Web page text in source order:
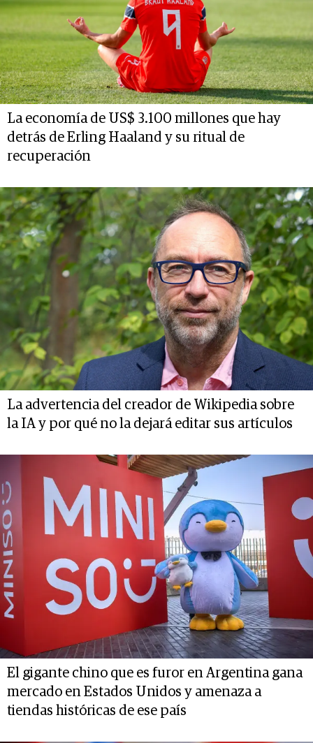
La economía de US$ 3.100 millones que hay
detrás de Erling Haaland y su ritual de
recuperación
La advertencia del creador de Wikipedia sobre
la IA y por qué no la dejará editar sus artículos
El gigante chino que es furor en Argentina gana
mercado en Estados Unidos y amenaza a
tiendas históricas de ese país